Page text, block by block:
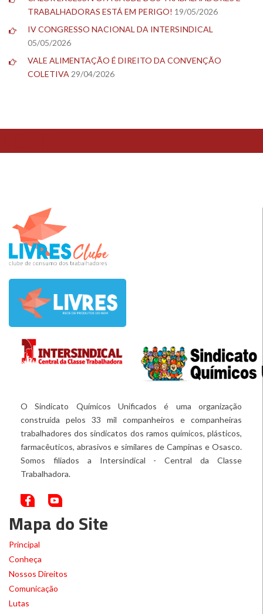
TRABALHADORAS ESTÁ EM PERIGO! 19/05/2026
IV CONGRESSO NACIONAL DA INTERSINDICAL
05/05/2026
VALE ALIMENTAÇÃO É DIREITO DA CONVENÇÃO
COLETIVA 29/04/2026
TESTE
O Sindicato Químicos Unificados é uma organização
construída pelos 33 mil companheiros e companheiras
trabalhadores dos sindicatos dos ramos químicos, plásticos,
farmacêuticos, abrasivos e similares de Campinas e Osasco.
Somos filiados a Intersindical - Central da Classe
Trabalhadora.
Mapa do Site
Principal
Conheça
Nossos Direitos
Comunicação
Lutas